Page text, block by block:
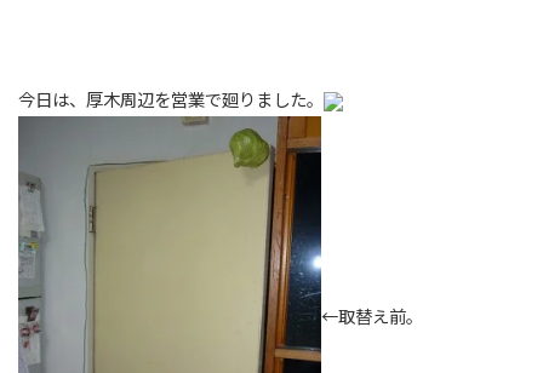
今日は、厚木周辺を営業で廻りました。
←取替え前。